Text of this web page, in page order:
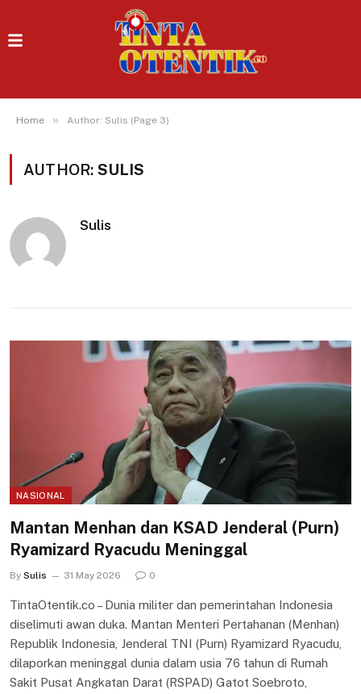
Home » Author: Sulis (Page 3)
AUTHOR: SULIS
Sulis
NASIONAL
Mantan Menhan dan KSAD Jenderal (Purn)
Ryamizard Ryacudu Meninggal
By Sulis 31 May 2026 0
TintaOtentik.co – Dunia militer dan pemerintahan Indonesia
diselimuti awan duka. Mantan Menteri Pertahanan (Menhan)
Republik Indonesia, Jenderal TNI (Purn) Ryamizard Ryacudu,
dilaporkan meninggal dunia dalam usia 76 tahun di Rumah
Sakit Pusat Angkatan Darat (RSPAD) Gatot Soebroto,